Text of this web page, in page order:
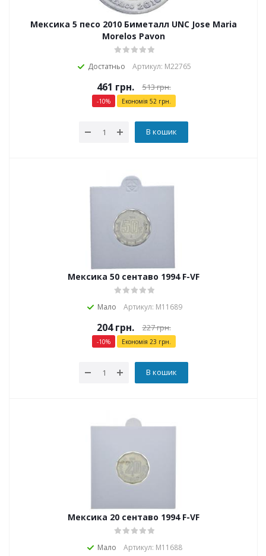
Мексика 5 песо 2010 Биметалл UNC Jose Maria
Morelos Pavon
Достатньо Артикул: М22765
461 грн. 513грн.
-10% Економія 52грн.
В кошик
Мексика 50 сентаво 1994 F-VF
Мало Артикул: М11689
204грн. 227грн.
-10% Економія 23 грн.
В кошик
Мексика 20 сентаво 1994 F-VF
Мало Артикул: М11688